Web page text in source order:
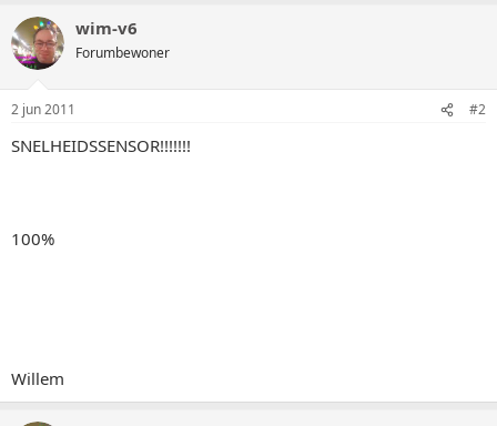
wim-v6
Forumbewoner
2 jun 2011 #2
SNELHEIDSSENSOR!!!!!!!
100%
Willem